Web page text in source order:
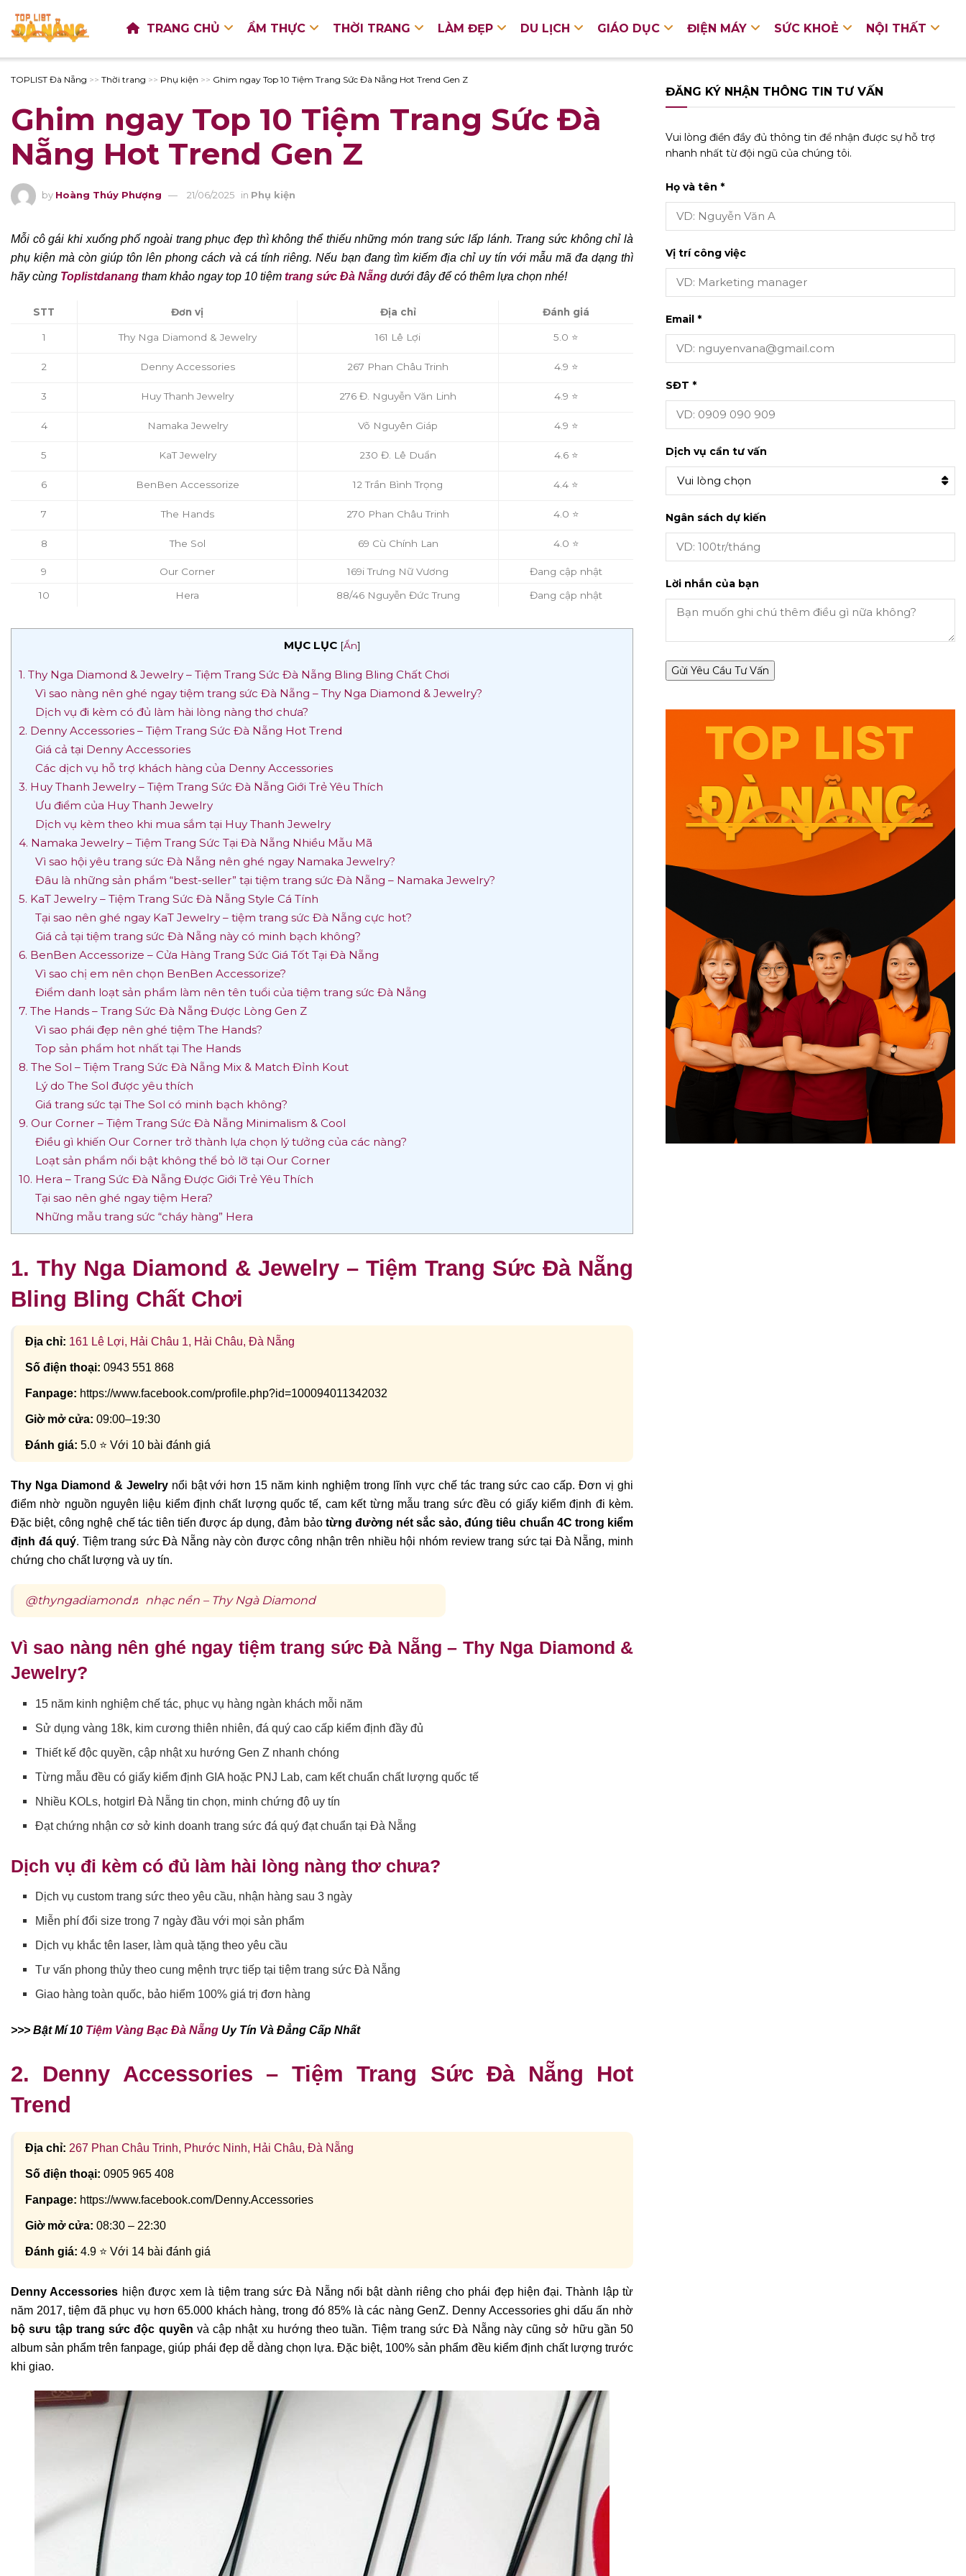
TRANG CHỦ ẨM THỰC THỜI TRANG LÀM ĐẸP DU LỊCH GIÁO DỤC ĐIỆN MÁY SỨC KHOẺ NỘI THẤT
TOPLIST Đà Nẵng >> Thời trang >> Phụ kiện >> Ghim ngay Top 10 Tiệm Trang Sức Đà Nẵng Hot Trend Gen Z
Ghim ngay Top 10 Tiệm Trang Sức Đà
Nẵng Hot Trend Gen Z
by Hoàng Thúy Phượng 21/06/2025 in Phụ kiện
Mỗi cô gái khi xuống phố ngoài trang phục đẹp thì không thể thiếu những món trang sức lấp lánh. Trang sức không chỉ là
phụ kiện mà còn giúp tôn lên phong cách và cá tính riêng. Nếu bạn đang tìm kiếm địa chỉ uy tín với mẫu mã đa dạng thì
hãy cùng Toplistdanang tham khảo ngay top 10 tiệm trang sức Đà Nẵng dưới đây để có thêm lựa chọn nhé!
STT Đơn vị Địa chỉ Đánh giá
1 Thy Nga Diamond & Jewelry 161 Lê Lợi 5.0 ⭐
2 Denny Accessories 267 Phan Châu Trinh 4.9 ⭐
3 Huy Thanh Jewelry 276 Đ. Nguyễn Văn Linh 4.9 ⭐
4 Namaka Jewelry Võ Nguyên Giáp 4.9 ⭐
5 KaT Jewelry 230 Đ. Lê Duẩn 4.6 ⭐
6 BenBen Accessorize 12 Trần Bình Trọng 4.4 ⭐
7 The Hands 270 Phan Châu Trinh 4.0 ⭐
8 The Sol 69 Cù Chính Lan 4.0 ⭐
9 Our Corner 169i Trưng Nữ Vương Đang cập nhật
10 Hera 88/46 Nguyễn Đức Trung Đang cập nhật
MỤC LỤC [Ẩn]
1. Thy Nga Diamond & Jewelry – Tiệm Trang Sức Đà Nẵng Bling Bling Chất Chơi
Vì sao nàng nên ghé ngay tiệm trang sức Đà Nẵng – Thy Nga Diamond & Jewelry?
Dịch vụ đi kèm có đủ làm hài lòng nàng thơ chưa?
2. Denny Accessories – Tiệm Trang Sức Đà Nẵng Hot Trend
Giá cả tại Denny Accessories
Các dịch vụ hỗ trợ khách hàng của Denny Accessories
3. Huy Thanh Jewelry – Tiệm Trang Sức Đà Nẵng Giới Trẻ Yêu Thích
Ưu điểm của Huy Thanh Jewelry
Dịch vụ kèm theo khi mua sắm tại Huy Thanh Jewelry
4. Namaka Jewelry – Tiệm Trang Sức Tại Đà Nẵng Nhiều Mẫu Mã
Vì sao hội yêu trang sức Đà Nẵng nên ghé ngay Namaka Jewelry?
Đâu là những sản phẩm “best-seller” tại tiệm trang sức Đà Nẵng – Namaka Jewelry?
5. KaT Jewelry – Tiệm Trang Sức Đà Nẵng Style Cá Tính
Tại sao nên ghé ngay KaT Jewelry – tiệm trang sức Đà Nẵng cực hot?
Giá cả tại tiệm trang sức Đà Nẵng này có minh bạch không?
6. BenBen Accessorize – Cửa Hàng Trang Sức Giá Tốt Tại Đà Nẵng
Vì sao chị em nên chọn BenBen Accessorize?
Điểm danh loạt sản phẩm làm nên tên tuổi của tiệm trang sức Đà Nẵng
7. The Hands – Trang Sức Đà Nẵng Được Lòng Gen Z
Vì sao phái đẹp nên ghé tiệm The Hands?
Top sản phẩm hot nhất tại The Hands
8. The Sol – Tiệm Trang Sức Đà Nẵng Mix & Match Đỉnh Kout
Lý do The Sol được yêu thích
Giá trang sức tại The Sol có minh bạch không?
9. Our Corner – Tiệm Trang Sức Đà Nẵng Minimalism & Cool
Điều gì khiến Our Corner trở thành lựa chọn lý tưởng của các nàng?
Loạt sản phẩm nổi bật không thể bỏ lỡ tại Our Corner
10. Hera – Trang Sức Đà Nẵng Được Giới Trẻ Yêu Thích
Tại sao nên ghé ngay tiệm Hera?
Những mẫu trang sức “cháy hàng” Hera
1. Thy Nga Diamond & Jewelry – Tiệm Trang Sức Đà Nẵng
Bling Bling Chất Chơi
Địa chỉ: 161 Lê Lợi, Hải Châu 1, Hải Châu, Đà Nẵng
Số điện thoại: 0943 551 868
Fanpage: https://www.facebook.com/profile.php?id=100094011342032
Giờ mở cửa: 09:00–19:30
Đánh giá: 5.0 ⭐ Với 10 bài đánh giá
Thy Nga Diamond & Jewelrynổi bật với hơn 15 năm kinh nghiệm trong lĩnh vực chế tác trang sức cao cấp. Đơn vị ghi
điểm nhờ nguồn nguyên liệu kiểm định chất lượng quốc tế, cam kết từng mẫu trang sức đều có giấy kiểm định đi kèm.
Đặc biệt, công nghệ chế tác tiên tiến được áp dụng, đảm bảo từng đường nét sắc sảo, đúng tiêu chuẩn 4C trong kiểm
định đá quý. Tiệm trang sức Đà Nẵng này còn được công nhận trên nhiều hội nhóm review trang sức tại Đà Nẵng, minh
chứng cho chất lượng và uy tín.
@thyngadiamond♬ nhạc nền – Thy Ngà Diamond
Vì sao nàng nên ghé ngay tiệm trang sức Đà Nẵng – Thy Nga Diamond &
Jewelry?
15 năm kinh nghiệm chế tác, phục vụ hàng ngàn khách mỗi năm
Sử dụng vàng 18k, kim cương thiên nhiên, đá quý cao cấp kiểm định đầy đủ
Thiết kế độc quyền, cập nhật xu hướng Gen Z nhanh chóng
Từng mẫu đều có giấy kiểm định GIA hoặc PNJ Lab, cam kết chuẩn chất lượng quốc tế
Nhiều KOLs, hotgirl Đà Nẵng tin chọn, minh chứng độ uy tín
Đạt chứng nhận cơ sở kinh doanh trang sức đá quý đạt chuẩn tại Đà Nẵng
Dịch vụ đi kèm có đủ làm hài lòng nàng thơ chưa?
Dịch vụ custom trang sức theo yêu cầu, nhận hàng sau 3 ngày
Miễn phí đổi size trong 7 ngày đầu với mọi sản phẩm
Dịch vụ khắc tên laser, làm quà tặng theo yêu cầu
Tư vấn phong thủy theo cung mệnh trực tiếp tại tiệm trang sức Đà Nẵng
Giao hàng toàn quốc, bảo hiểm 100% giá trị đơn hàng
>>> Bật Mí 10 Tiệm Vàng Bạc Đà Nẵng Uy Tín Và Đẳng Cấp Nhất
2. Denny Accessories – Tiệm Trang Sức Đà Nẵng Hot
Trend
Địa chỉ: 267 Phan Châu Trinh, Phước Ninh, Hải Châu, Đà Nẵng
Số điện thoại: 0905 965 408
Fanpage: https://www.facebook.com/Denny.Accessories
Giờ mở cửa: 08:30 – 22:30
Đánh giá: 4.9 ⭐ Với 14 bài đánh giá
Denny Accessories hiện được xem là tiệm trang sức Đà Nẵng nổi bật dành riêng cho phái đẹp hiện đại. Thành lập từ
năm 2017, tiệm đã phục vụ hơn 65.000 khách hàng, trong đó 85% là các nàng GenZ. Denny Accessories ghi dấu ấn nhờ
bộ sưu tập trang sức độc quyền và cập nhật xu hướng theo tuần. Tiệm trang sức Đà Nẵng này cũng sở hữu gần 50
album sản phẩm trên fanpage, giúp phái đẹp dễ dàng chọn lựa. Đặc biệt, 100% sản phẩm đều kiểm định chất lượng trước
khi giao.
ĐĂNG KÝ NHẬN THÔNG TIN TƯ VẤN
Vui lòng điền đầy đủ thông tin để nhận được sự hỗ trợ
nhanh nhất từ đội ngũ của chúng tôi.
Họ và tên *
Vị trí công việc
Email *
SĐT *
Dịch vụ cần tư vấn
Vui lòng chọn
Ngân sách dự kiến
Lời nhắn của bạn
Gửi Yêu Cầu Tư Vấn